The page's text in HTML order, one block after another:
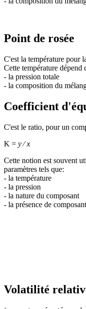
Point de rosée
C'est la température pour
Cette température dépend
- la pression totale
- la composition du
Coefficient
C'est le ratio, pour un
K = y ⁄ x
Cette notion est souvent
paramètres tels que:
- la température
- la pression
- la nature du composant
- la présence de
Volatilité